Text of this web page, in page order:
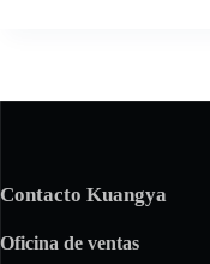
Contacto Kuangya
Oficina de ventas